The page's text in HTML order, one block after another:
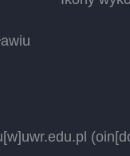
[w]uwr.edu.pl